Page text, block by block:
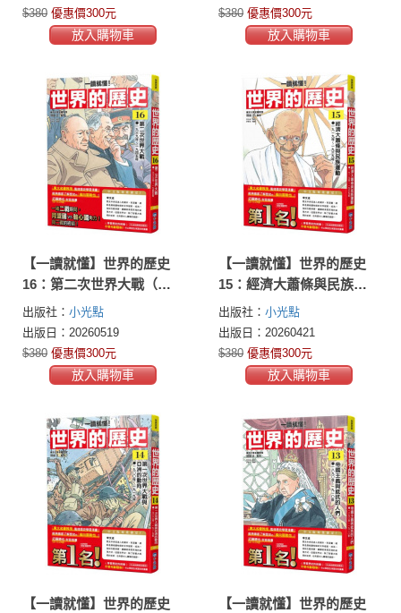
$380 優惠價300元
放入購物車
$380 優惠價300元
放入購物車
【一讀就懂】世界的歷史
16：第二次世界大戰（一
九三九年～一九四五年）
出版社： 小光點
出版日：20260519
$380 優惠價300元
放入購物車
【一讀就懂】世界的歷史
15：經濟大蕭條與民族運
動（一九一九年～一九三
九年）
出版社： 小光點
出版日：20260421
$380 優惠價300元
放入購物車
【一讀就懂】世界的歷史 【一讀就懂】世界的歷史